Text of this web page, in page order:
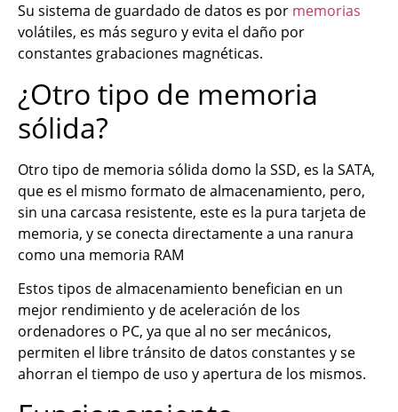
Su sistema de guardado de datos es por memorias
volátiles, es más seguro y evita el daño por
constantes grabaciones magnéticas.
¿Otro tipo de memoria
sólida?
Otro tipo de memoria sólida domo la SSD, es la SATA,
que es el mismo formato de almacenamiento, pero,
sin una carcasa resistente, este es la pura tarjeta de
memoria, y se conecta directamente a una ranura
como una memoria RAM
Estos tipos de almacenamiento benefician en un
mejor rendimiento y de aceleración de los
ordenadores o PC, ya que al no ser mecánicos,
permiten el libre tránsito de datos constantes y se
ahorran el tiempo de uso y apertura de los mismos.